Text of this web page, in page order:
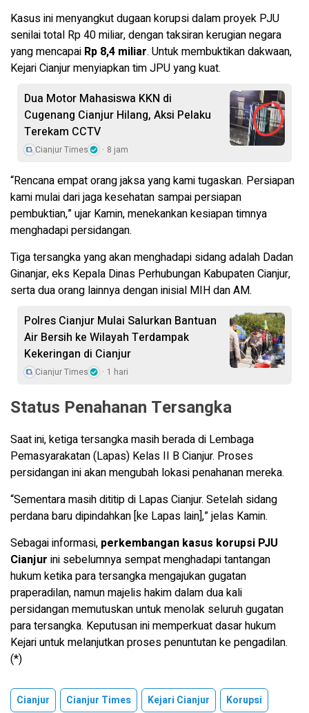
Kasus ini menyangkut dugaan korupsi dalam proyek PJU
senilai total Rp 40 miliar, dengan taksiran kerugian negara
yang mencapai Rp 8,4 miliar. Untuk membuktikan dakwaan,
Kejari Cianjur menyiapkan tim JPU yang kuat.
Dua Motor Mahasiswa KKN di
Cugenang Cianjur Hilang, Aksi Pelaku
Terekam CCTV
Cianjur Times 8 jam
“Rencana empat orang jaksa yang kami tugaskan. Persiapan
kami mulai dari jaga kesehatan sampai persiapan
pembuktian,” ujar Kamin, menekankan kesiapan timnya
menghadapi persidangan.
Tiga tersangka yang akan menghadapi sidang adalah Dadan
Ginanjar, eks Kepala Dinas Perhubungan Kabupaten Cianjur,
serta dua orang lainnya dengan inisial MIH dan AM.
Polres Cianjur Mulai Salurkan Bantuan
Air Bersih ke Wilayah Terdampak
Kekeringan di Cianjur
Cianjur Times 1 hari
Status Penahanan Tersangka
Saat ini, ketiga tersangka masih berada di Lembaga
Pemasyarakatan (Lapas) Kelas II B Cianjur. Proses
persidangan ini akan mengubah lokasi penahanan mereka.
“Sementara masih dititip di Lapas Cianjur. Setelah sidang
perdana baru dipindahkan [ke Lapas lain],” jelas Kamin.
Sebagai informasi, perkembangan kasus korupsi PJU
Cianjur ini sebelumnya sempat menghadapi tantangan
hukum ketika para tersangka mengajukan gugatan
praperadilan, namun majelis hakim dalam dua kali
persidangan memutuskan untuk menolak seluruh gugatan
para tersangka. Keputusan ini memperkuat dasar hukum
Kejari untuk melanjutkan proses penuntutan ke pengadilan.
(*)
Cianjur Cianjur Times Kejari Cianjur Korupsi